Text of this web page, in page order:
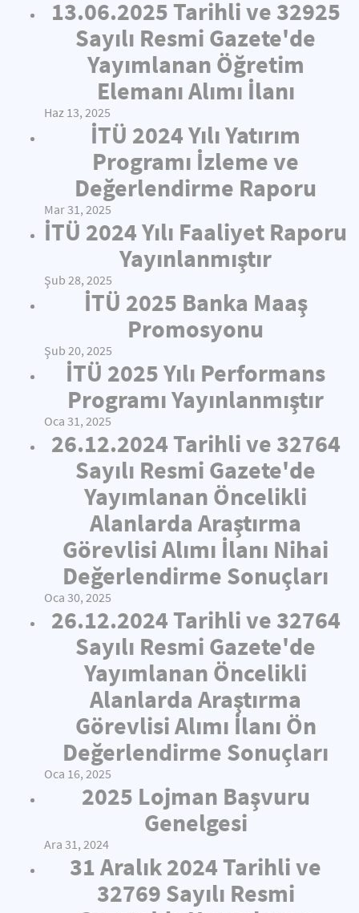
13.06.2025 Tarihli ve 32925
Sayılı Resmi Gazete'de
Yayımlanan Öğretim
Elemanı Alımı İlanı
Haz 13, 2025
İTÜ 2024 Yılı Yatırım
Programı İzleme ve
Değerlendirme Raporu
Mar 31, 2025
İTÜ 2024 Yılı Faaliyet Raporu
Yayınlanmıştır
Şub 28, 2025
İTÜ 2025 Banka Maaş
Promosyonu
Şub 20, 2025
İTÜ 2025 Yılı Performans
Programı Yayınlanmıştır
Oca 31, 2025
26.12.2024 Tarihli ve 32764
Sayılı Resmi Gazete'de
Yayımlanan Öncelikli
Alanlarda Araştırma
Görevlisi Alımı İlanı Nihai
Değerlendirme Sonuçları
Oca 30, 2025
26.12.2024 Tarihli ve 32764
Sayılı Resmi Gazete'de
Yayımlanan Öncelikli
Alanlarda Araştırma
Görevlisi Alımı İlanı Ön
Değerlendirme Sonuçları
Oca 16, 2025
2025 Lojman Başvuru
Genelgesi
Ara 31, 2024
31 Aralık 2024 Tarihli ve
32769 Sayılı Resmi